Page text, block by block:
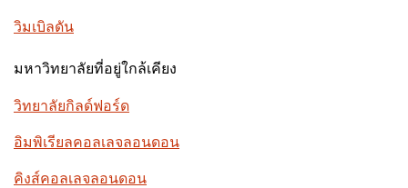
วิมเบิลดัน
มหาวิทยาลัยที่อยู่ใกล้เคียง
วิทยาลัยกิลด์ฟอร์ด
อิมพิเรียลคอลเลจลอนดอน
คิงส์คอลเลจลอนดอน